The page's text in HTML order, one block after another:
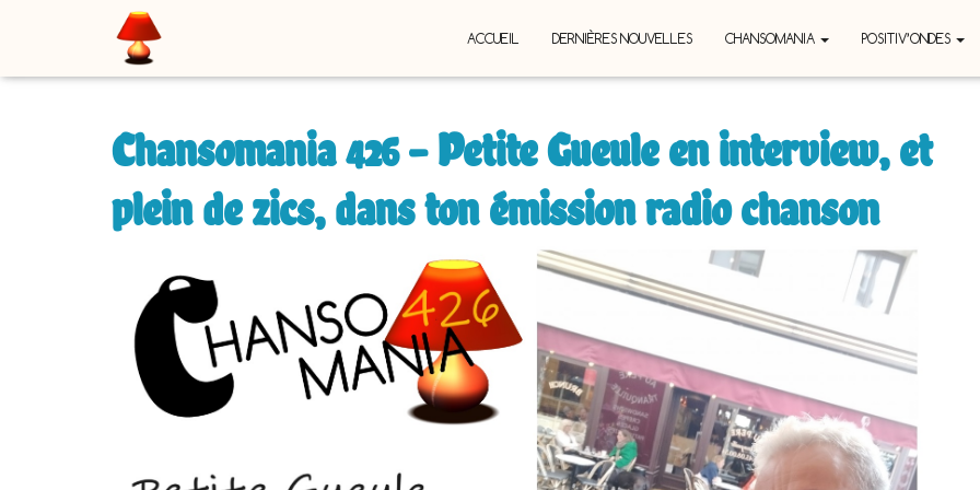
ACCUEIL DERNIÈRES NOUVELLES CHANSOMANIA POSITIV’ONDES
Chansomania 426 – Petite Gueule en interview, et
plein de zics, dans ton émission radio chanson